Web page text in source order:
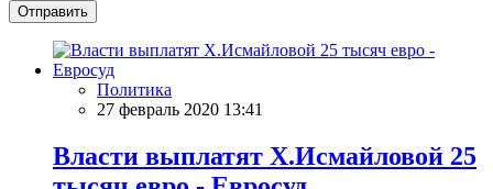
Отправить
Политика
27 февраль 2020 13:41
Власти выплатят Х.Исмайловой 25